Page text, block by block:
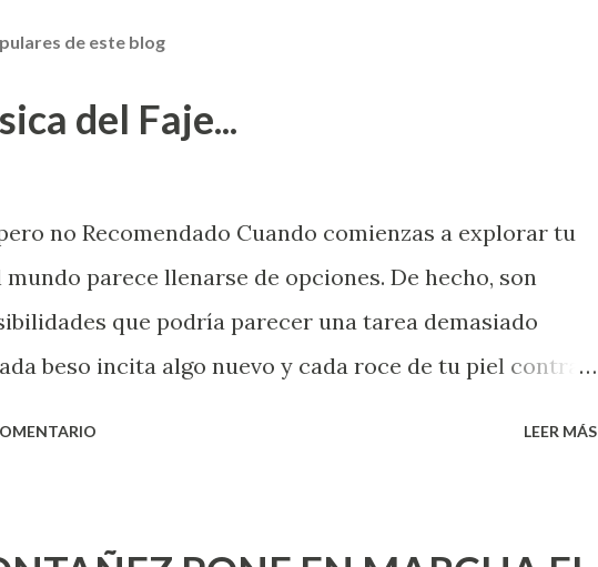
de este blog
del Faje...
no Recomendado Cuando comienzas a explorar tu
mundo parece llenarse de opciones. De hecho, son
que podría parecer una tarea demasiado
beso incita algo nuevo y cada roce de tu piel contra
para lo que sea cuando aún no conoces ni la mitad de
LEER MÁS